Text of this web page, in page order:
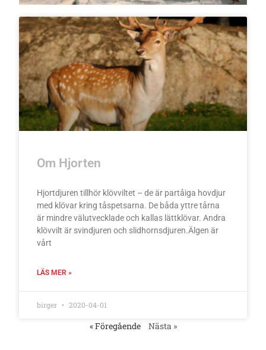
Om Hjorten
Hjortdjuren tillhör klövviltet – de är partåiga hovdjur
med klövar kring tåspetsarna. De båda yttre tårna
är mindre välutvecklade och kallas lättklövar. Andra
klövvilt är svindjuren och slidhornsdjuren.Älgen är
vårt
LÄS MER »
birger 2020-04-01
« Föregående Nästa »